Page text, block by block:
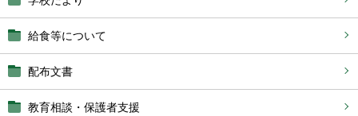
給食等について
配布文書
教育相談・保護者支援